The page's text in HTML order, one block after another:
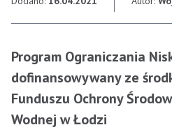
Program Ograniczania
dofinansowywany ze
Funduszu Ochrony
Wodnej w Łodzi